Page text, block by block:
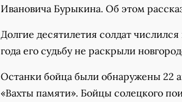
Ивановича Бурыкина. Об этом
Долгие десятилетия солдат
года его судьбу не раскрыли
Останки бойца были обнаружены 22
«Вахты памяти». Бойцы солецкого